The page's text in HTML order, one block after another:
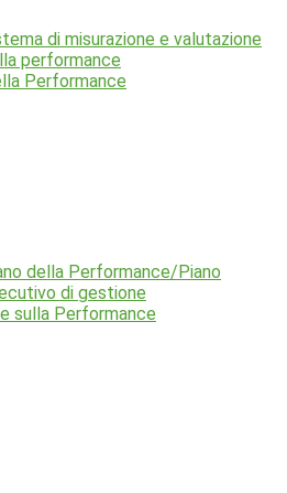
di misurazione e valutazione
performance
Performance
della Performance/Piano
di gestione
sulla Performance